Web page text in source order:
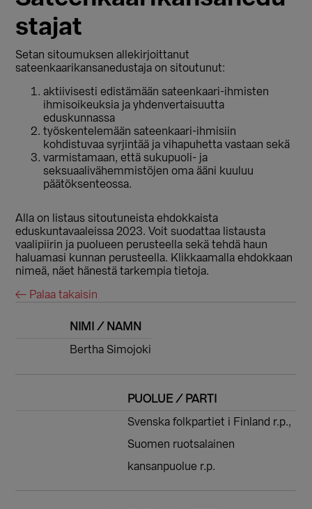
stajat
Setan sitoumuksen allekirjoittanut
sateenkaarikansanedustaja on sitoutunut:
aktiivisesti edistämään sateenkaari-ihmisten
ihmisoikeuksia ja yhdenvertaisuutta
eduskunnassa
työskentelemään sateenkaari-ihmisiin
kohdistuvaa syrjintää ja vihapuhetta vastaan sekä
varmistamaan, että sukupuoli- ja
seksuaalivähemmistöjen oma ääni kuuluu
päätöksenteossa.
Alla on listaus sitoutuneista ehdokkaista
eduskuntavaaleissa 2023. Voit suodattaa listausta
vaalipiirin ja puolueen perusteella sekä tehdä haun
haluamasi kunnan perusteella. Klikkaamalla ehdokkaan
nimeä, näet hänestä tarkempia tietoja.
← Palaa takaisin
NIMI / NAMN
Bertha Simojoki
PUOLUE / PARTI
Svenska folkpartiet i Finland r.p.,
Suomen ruotsalainen
kansanpuolue r.p.